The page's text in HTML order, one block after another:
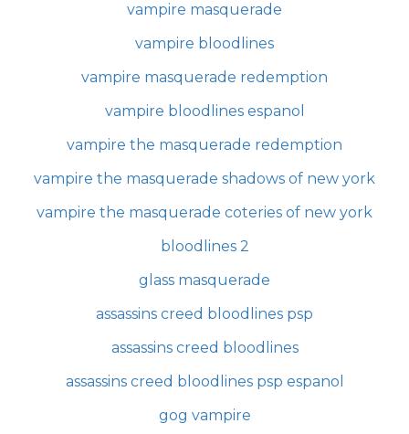
vampire masquerade
vampire bloodlines
vampire masquerade redemption
vampire bloodlines espanol
vampire the masquerade redemption
vampire the masquerade shadows of new york
vampire the masquerade coteries of new york
bloodlines 2
glass masquerade
assassins creed bloodlines psp
assassins creed bloodlines
assassins creed bloodlines psp espanol
gog vampire